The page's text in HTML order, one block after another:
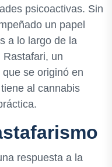
psicoactivas. Sin
un papel
a lo largo de la
Rastafari, un
se originó en
al cannabis
respuesta a la